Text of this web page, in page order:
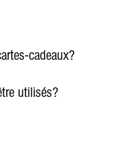
cadeaux?
utilisés?